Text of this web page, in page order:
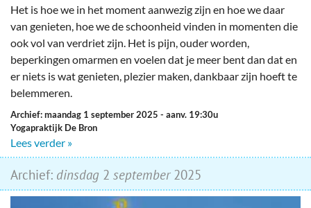
Het is hoe we in het moment aanwezig zijn en hoe we daar
van genieten, hoe we de schoonheid vinden in momenten die
ook vol van verdriet zijn. Het is pijn, ouder worden,
beperkingen omarmen en voelen dat je meer bent dan dat en
er niets is wat genieten, plezier maken, dankbaar zijn hoeft te
belemmeren.
Archief: maandag 1 september 2025 - aanv. 19:30u
Yogapraktijk De Bron
Lees verder »
Archief: dinsdag 2 september2025